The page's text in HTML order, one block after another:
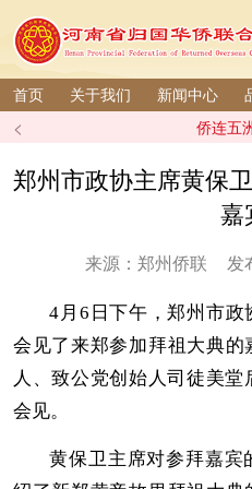
首页 关于我们 新闻中心
< 侨连五
郑州市政协主席黄保
嘉
来源：郑州侨联 发
4月6日下午，郑州市
会见了来郑参加拜祖大典
人、致公党创始人司徒美
会见。
黄保卫主席对参拜嘉宾